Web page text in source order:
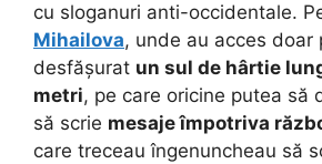
cu sloganuri anti-occidentale.
Mihailova, unde au acces doar
desfășurat un sul de hârtie
metri, pe care oricine putea să
să scrie mesaje împotriva
care treceau îngenuncheau să